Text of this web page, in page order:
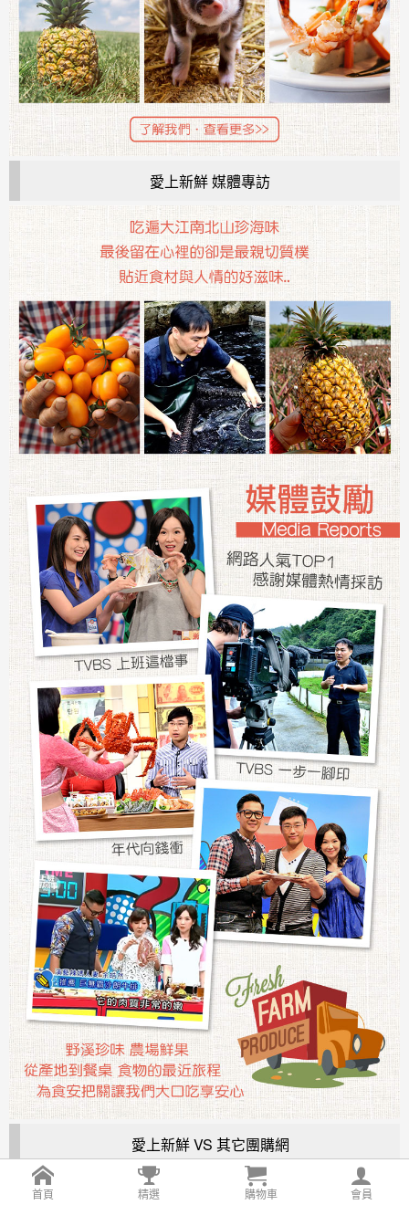
愛上新鮮 媒體專訪
愛上新鮮 VS 其它團購網
首頁 精選 購物車 會員